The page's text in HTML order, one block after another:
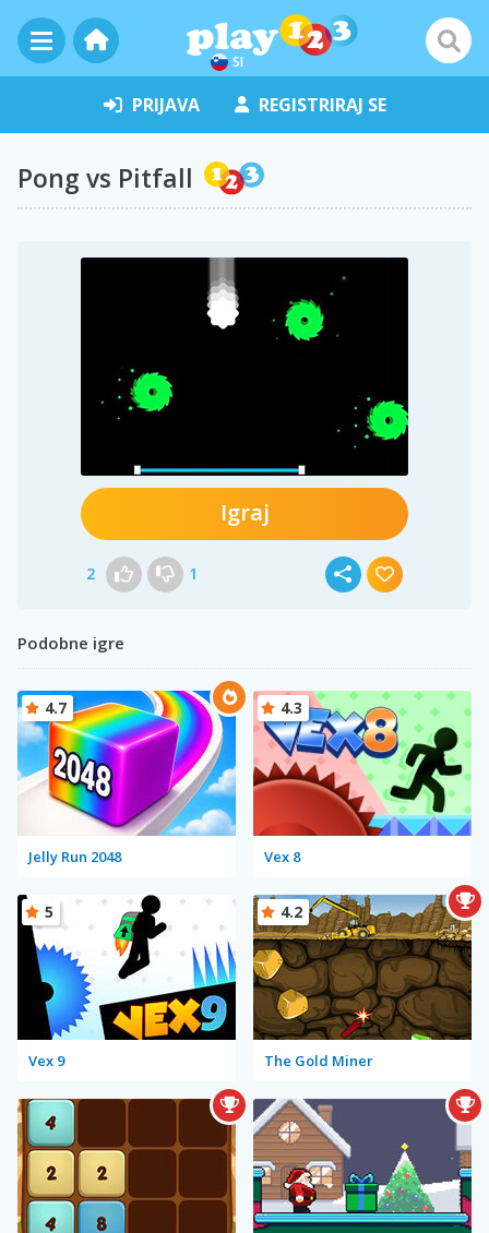
SI
PRIJAVA REGISTRIRAJ SE
Pong vs Pitfall
Igraj
2 1
Podobne igre
Jelly Run 2048
4.7
Vex 8
4.3
Vex 9
5
The Gold Miner
4.2